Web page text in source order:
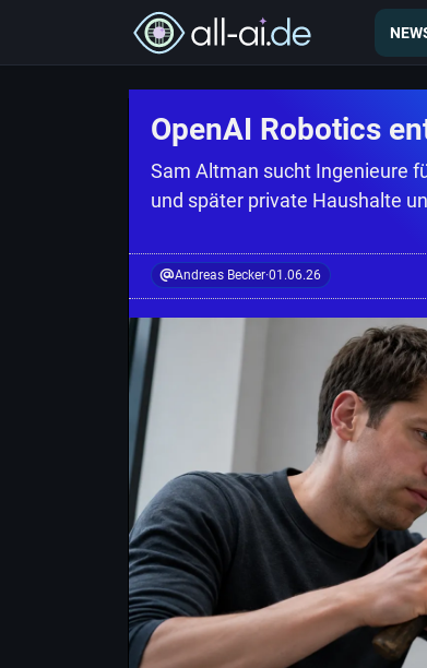
OpenAI Robotics
Sam Altman sucht Ingenieure
und später private Haushalte
Andreas Becker·01.06.26